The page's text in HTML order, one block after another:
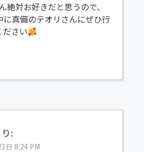
絶対お好きだと思うので、
に真備のテオリさんにぜひ行
ださい
:
日 8:24 PM